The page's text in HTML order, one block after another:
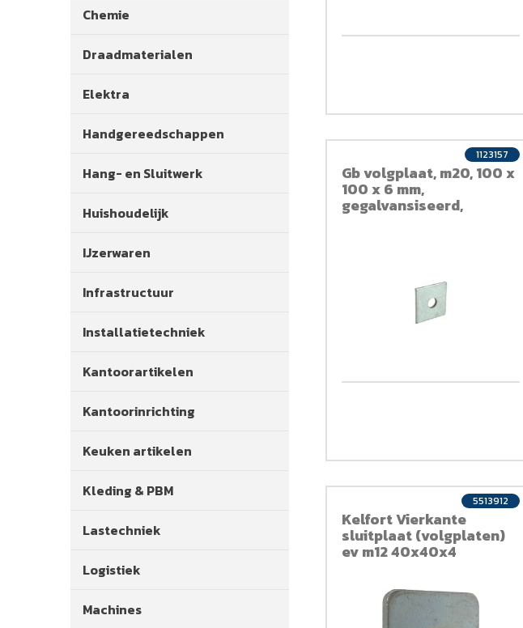
Chemie
Draadmaterialen
Elektra
Handgereedschappen
Hang- en Sluitwerk
Huishoudelijk
IJzerwaren
Infrastructuur
Installatietechniek
Kantoorartikelen
Kantoorinrichting
Keuken artikelen
Kleding & PBM
Lastechniek
Logistiek
Machines
Gb volgplaat, m20, 100 x
100 x 6 mm,
gegalvansiseerd,
1123157
Kelfort Vierkante
sluitplaat (volgplaten)
ev m12 40x40x4
5513912